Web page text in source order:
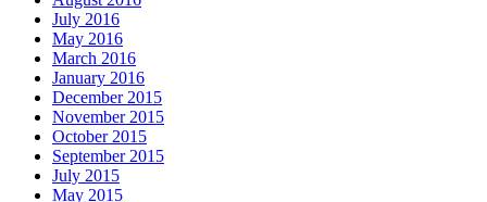
July 2016
May 2016
March 2016
January 2016
December 2015
November 2015
October 2015
September 2015
July 2015
May 2015